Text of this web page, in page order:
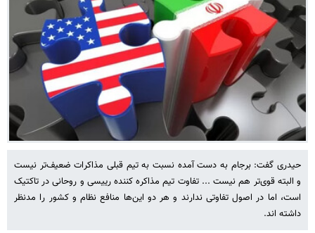
حیدری گفت: برجام به دست آمده نسبت به تیم قبلی مذاکرات ضعیف‌تر نیست
و البته قوی‌تر هم نیست ... تفاوت تیم مذاکره کننده رییسی و روحانی در تاکتیک
است، اما در اصول تفاوتی ندارند و هر دو این‌ها منافع نظام و کشور را مدنظر
داشته اند.